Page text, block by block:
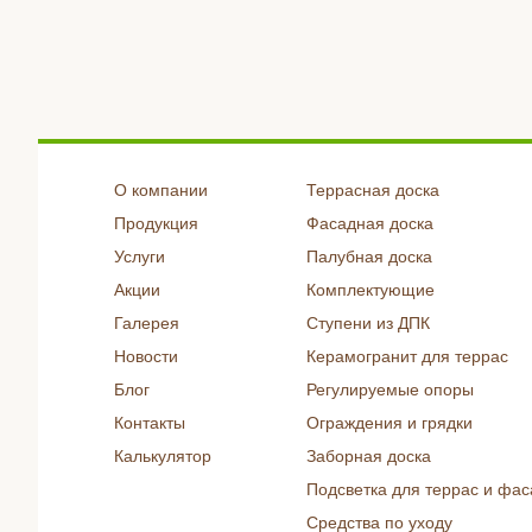
О компании
Продукция
Услуги
Акции
Галерея
Новости
Блог
Контакты
Калькулятор
Террасная доска
Фасадная доска
Палубная доска
Комплектующие
Ступени из ДПК
Керамогранит для террас
Регулируемые опоры
Ограждения и грядки
Заборная доска
Подсветка для террас и
Средства по уходу